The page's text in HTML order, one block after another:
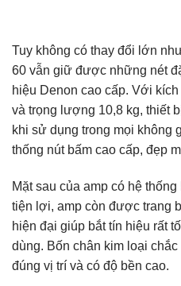
Tuy không có thay đổi lớn
60 vẫn giữ được những nét
hiệu Denon cao cấp. Với
và trọng lượng 10,8 kg, thiết
khi sử dụng trong mọi không
thống nút bấm cao cấp, đẹp
Mặt sau của amp có hệ
tiện lợi, amp còn được trang
hiện đại giúp bắt tín hiệu rất
dùng. Bốn chân kim loại
đúng vị trí và có độ bền cao.